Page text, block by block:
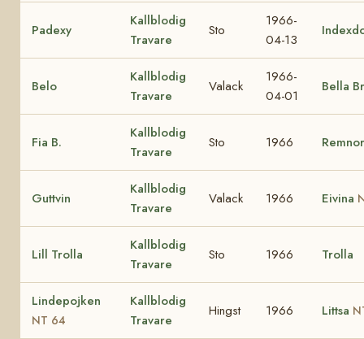
Padexy
Kallblodig
Travare
Sto
1966-
04-13
Belo
Kallblodig
Travare
Valack
1966-
04-01
Bella
Fia B.
Kallblodig
Travare
Sto 1966
Guttvin
Kallblodig
Travare
Valack 1966 Eivina
Lill Trolla
Kallblodig
Travare
Sto 1966 Trolla
Lindepojken
NT 64
Kallblodig
Travare
Hingst 1966 Littsa